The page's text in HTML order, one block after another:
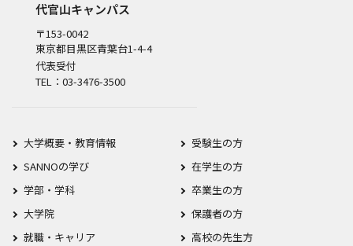
代官山キャンパス
〒153-0042
東京都目黒区青葉台1-4-4
代表受付
TEL：03-3476-3500
大学概要・教育情報
SANNOの学び
学部・学科
大学院
就職・キャリア
受験生の方
在学生の方
卒業生の方
保護者の方
高校の先生方